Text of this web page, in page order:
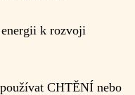
k rozvoji
CHTĚNÍ nebo